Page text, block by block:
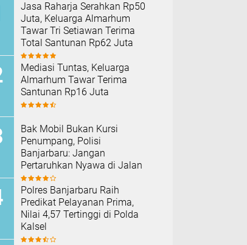
Jasa Raharja Serahkan Rp50
Juta, Keluarga Almarhum
Tawar Tri Setiawan Terima
Total Santunan Rp62 Juta
Mediasi Tuntas, Keluarga
Almarhum Tawar Terima
Santunan Rp16 Juta
Bak Mobil Bukan Kursi
Penumpang, Polisi
Banjarbaru: Jangan
Pertaruhkan Nyawa di Jalan
Polres Banjarbaru Raih
Predikat Pelayanan Prima,
Nilai 4,57 Tertinggi di Polda
Kalsel